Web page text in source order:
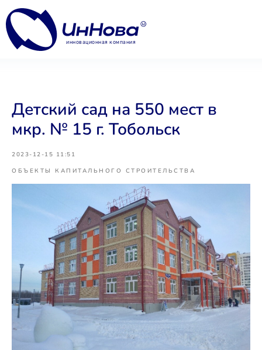
инновационная компания
Детский сад на 550 мест в
мкр. № 15 г. Тобольск
2023-12-15 11:51
ОБЪЕКТЫ КАПИТАЛЬНОГО СТРОИТЕЛЬСТВА